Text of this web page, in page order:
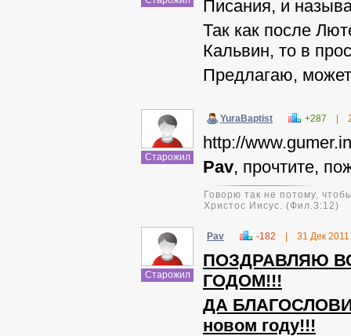
Писания, и
Так как после
Кальвин, то в
Предлагаю,
Старожил
YuraBaptist +287
http://
Pav, прочтите,
Говорю так не потому,
Христос Иисус. (Фил.3:12)
Старожил
Pav -182 31 Дек 2011
ПОЗДРАВЛЯЮ
ГОДОМ!!!
ДА
новом году!!!